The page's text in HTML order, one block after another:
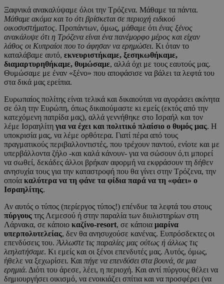
Ξαφνικά ανακαλύψαμε όλοι την Τρόζενα. Μάθαμε τα πάντα.
Μάθαμε ακόμα και το ότι βρίσκεται σε περιοχή ειδικού
οικοσυστήματος. Προπάντων, όμως, μάθαμε ότι ένας ξένος
ανακάλυψε ότι η Τρόζενα είναι ένα πανέμορφο μέρος και είχαν
λάθος οι Κυπραίοι που το άφησαν να ερημώσει. Κι όταν το
καταλάβαμε αυτό, εκνευριστήκαμε, ξεσηκωθήκαμε,
διαμαρτυρηθήκαμε, θυμώσαμε, αλλά όχι με τους εαυτούς μας.
Θυμώσαμε με έναν «ξένο» που αποφάσισε να βάλει τα λεφτά του
στα δικά μας ερείπια.
Ευρωπαίος πολίτης είναι τελικά και δικαιούται να αγοράσει ακίνητα
σε όλη την Ευρώπη, όπως δικαιούμαστε κι εμείς (εκτός από την
κατεχόμενη πατρίδα μας), αλλά γεννήθηκε στο Ισραήλ και τον
λέμε Ισραηλίτη για να έχει και πολιτικό πλαίσιο ο θυμός μας. Η
υποκρισία μας, να λέμε ορθότερα. Γιατί πέρα από τους
πραγματικούς περιβαλλοντιστές, που τρέχουν παντού, ενίοτε και με
υπερβάλλοντα ζήλο -και καλά κάνουν- για να σώσουν ό,τι μπορεί
να σωθεί, δεκάδες άλλοι βρήκαν αφορμή να εκφράσουν τη δήθεν
ανησυχία τους για την καταστροφή που θα γίνει στην Τρόζενα, την
οποία καλύτερα να τη φάνε τα φίδια παρά να τη «φάει» ο
Ισραηλίτης.
Αν αυτός ο τύπος (περίεργος τύπος!) επένδυε τα λεφτά του στους
πύργους της Λεμεσού ή στην παραλία των διυλιστηρίων στη
Λάρνακα, σε κάποιο καζίνο-resort, σε κάποια μαρίνα
υπερπολυτελείας, δεν θα ανησυχούσε κανένας. Ευπρόσδεκτες οι
επενδύσεις του. Άλλωστε τις παραλίες μας ούτως ή άλλως τις
λεηλατήσαμε. Κι εμείς και οι ξένοι επενδυτές μας. Αυτός, όμως,
ήθελε να ξεχωρίσει. Και πήγε να επενδύσει στα βουνά, σε μια
ερημιά. Διότι του άρεσε, λέει, η περιοχή. Και αντί πύργους θέλει να
δημιουργήσει οικισμό, να ενοικιάζει σπίτια και να προσφέρει (να